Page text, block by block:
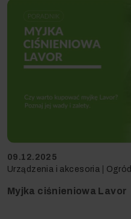
09.12.2025
Urządzenia i akcesoria
Ogród
Myjka ciśnieniowa Lavor